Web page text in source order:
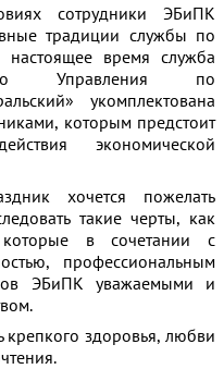
сотрудники ЭБиПК
традиции службы по
настоящее время служба
Управления по
укомплектована
которым предстоит
экономической
хочется пожелать
такие черты, как
которые в сочетании с
профессиональным
ЭБиПК уважаемыми и
здоровья, любви